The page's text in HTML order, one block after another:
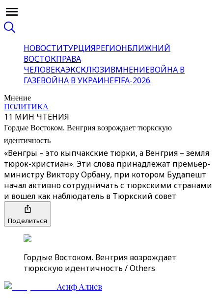
НОВОСТИТУРЦИЯРЕГИОНБЛИЖНИЙ
ВОСТОКПРАВА
ЧЕЛОВЕКАЭКСКЛЮЗИВМНЕНИЕВОЙНА В
ГАЗЕВОЙНА В УКРАИНЕFIFA-2026
Мнение
ПОЛИТИКА
11 МИН ЧТЕНИЯ
Гордые Востоком. Венгрия возрождает тюркскую
идентичность
«Венгры – это кыпчакские тюрки, а Венгрия – земля
тюрок-христиан». Эти слова принадлежат премьер-
министру Виктору Орбану, при котором Будапешт
начал активно сотрудничать с тюркскими странами
и вошел как наблюдатель в Тюркский совет
Поделиться
Гордые Востоком. Венгрия возрождает
тюркскую идентичность / Others
Асиф Алиев